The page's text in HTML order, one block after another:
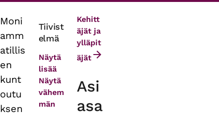
Primary
tabs
Moni
amm
atillis
en
kunt
outu
ksen
Tiivist
elmä
Näytä
lisää
Näytä
vähem
män
Kehitt
äjät ja
ylläpit
äjät
Asi
asa